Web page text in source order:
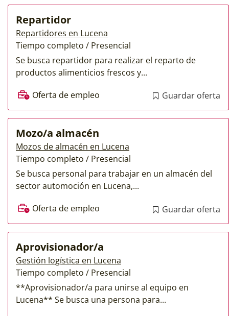
Repartidor
Repartidores en Lucena
Tiempo completo / Presencial
Se busca repartidor para realizar el reparto de
productos alimenticios frescos y...
Oferta de empleo
Guardar oferta
Mozo/a almacén
Mozos de almacén en Lucena
Tiempo completo / Presencial
Se busca personal para trabajar en un almacén del
sector automoción en Lucena,...
Oferta de empleo
Guardar oferta
Aprovisionador/a
Gestión logística en Lucena
Tiempo completo / Presencial
**Aprovisionador/a para unirse al equipo en
Lucena** Se busca una persona para...